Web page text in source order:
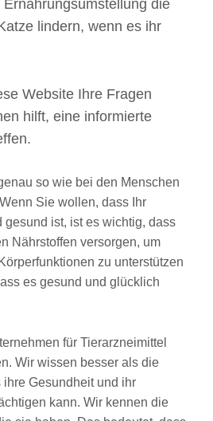
die
lindern, wenn es ihr
Website Ihre Fragen
hilft, eine informierte
so wie bei den Menschen
Sie wollen, dass Ihr
gesund ist, ist es wichtig, dass
Nährstoffen versorgen, um
zu unterstützen
es gesund und glücklich
für Tierarzneimittel
Wir wissen besser als die
Gesundheit und ihr
kann. Wir kennen die